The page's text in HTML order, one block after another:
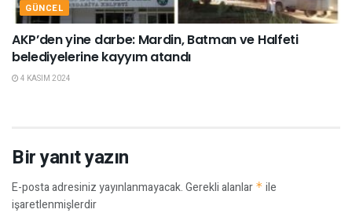
GÜNCEL
AKP’den yine darbe: Mardin, Batman ve Halfeti
belediyelerine kayyım atandı
4 KASIM 2024
Bir yanıt yazın
E-posta adresiniz yayınlanmayacak.Gerekli alanlar * ile
işaretlenmişlerdir